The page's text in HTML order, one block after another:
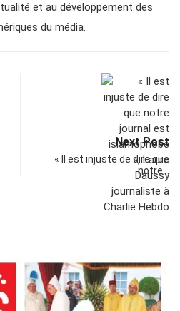
et au développement des
du média.
Next Post
« Il est injuste de dire que
notre…